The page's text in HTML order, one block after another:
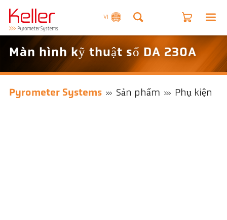
VI
Màn hình kỹ thuật số DA 230A
Pyrometer Systems Sản phẩm Phụ kiện